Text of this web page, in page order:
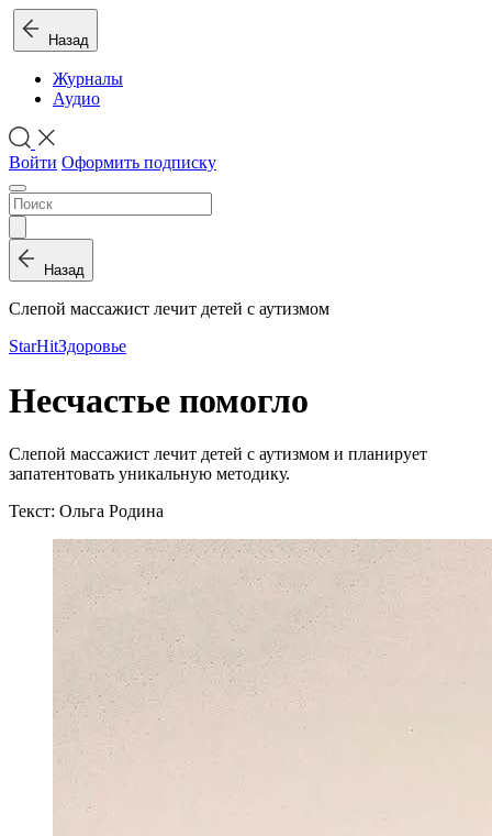
Назад
Журналы
Аудио
Войти Оформить подписку
Назад
Слепой массажист лечит детей с аутизмом
StarHitЗдоровье
Несчастье помогло
Слепой массажист лечит детей с аутизмом и планирует
запатентовать уникальную методику.
Текст: Ольга Родина